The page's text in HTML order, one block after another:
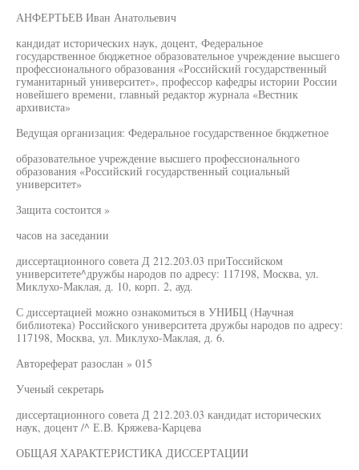
АНФЕРТЬЕВ Иван Анатольевич
кандидат исторических наук, доцент, Федеральное
государственное бюджетное образовательное учреждение высшего
профессионального образования «Российский государственный
гуманитарный университет», профессор кафедры истории России
новейшего времени, главный редактор журнала «Вестник
архивиста»
Ведущая организация: Федеральное государственное бюджетное
образовательное учреждение высшего профессионального
образования «Российский государственный социальный
университет»
Защита состоится »
часов на заседании
диссертационного совета Д 212.203.03 приТоссийском
университете^дружбы народов по адресу: 117198, Москва, ул.
Миклухо-Маклая, д. 10, корп. 2, ауд.
С диссертацией можно ознакомиться в УНИБЦ (Научная
библиотека) Российского университета дружбы народов по адресу:
117198, Москва, ул. Миклухо-Маклая, д. 6.
Автореферат разослан » 015
Ученый секретарь
диссертационного совета Д 212.203.03 кандидат исторических
наук, доцент /^ Е.В. Кряжева-Карцева
ОБЩАЯ ХАРАКТЕРИСТИКА ДИССЕРТАЦИИ